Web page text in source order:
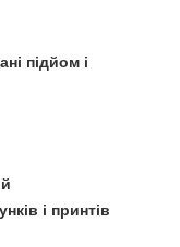
підйом і
і принтів